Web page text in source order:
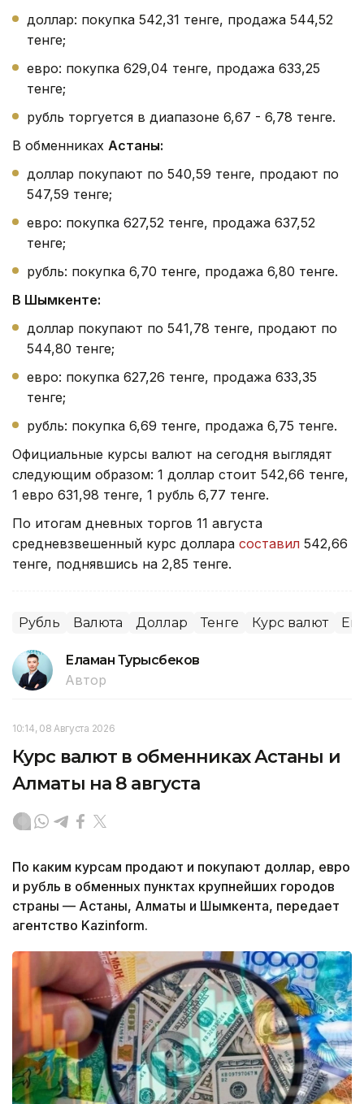
доллар: покупка 542,31 тенге, продажа 544,52
тенге;
евро: покупка 629,04 тенге, продажа 633,25
тенге;
рубль торгуется в диапазоне 6,67 - 6,78 тенге.
В обменниках Астаны:
доллар покупают по 540,59 тенге, продают по
547,59 тенге;
евро: покупка 627,52 тенге, продажа 637,52
тенге;
рубль: покупка 6,70 тенге, продажа 6,80 тенге.
В Шымкенте:
доллар покупают по 541,78 тенге, продают по
544,80 тенге;
евро: покупка 627,26 тенге, продажа 633,35
тенге;
рубль: покупка 6,69 тенге, продажа 6,75 тенге.
Официальные курсы валют на сегодня выглядят
следующим образом: 1 доллар стоит 542,66 тенге,
1 евро 631,98 тенге, 1 рубль 6,77 тенге.
По итогам дневных торгов 11 августа
средневзвешенный курс доллара составил 542,66
тенге, поднявшись на 2,85 тенге.
Рубль Валюта Доллар Тенге Курс валют
Еламан Турысбеков
Автор
10:14, 08 Августа 2026
Курс валют в обменниках Астаны и
Алматы на 8 августа
По каким курсам продают и покупают доллар, евро
и рубль в обменных пунктах крупнейших городов
страны — Астаны, Алматы и Шымкента, передает
агентство Kazinform.